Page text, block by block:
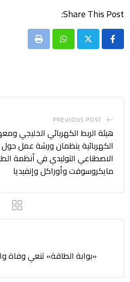
Share This Post:
Whatsapp
Print
PREVIOUS POST
هيئة الربط الكهربائي الخليجي
الكهربائية ينظمان ورشة عمل حول
الاصطناعي التوليدي في أنظمة
مايكروسوفت وأوراكل وإنفيديا
«بوابة الطاقة» تنعي وفاة